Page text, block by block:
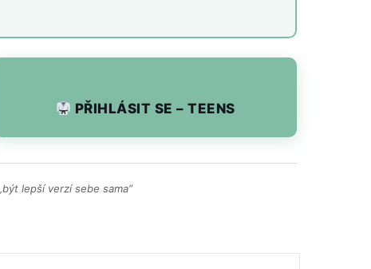
PŘIHLÁSIT SE – TEENS
„být lepší verzí sebe sama”